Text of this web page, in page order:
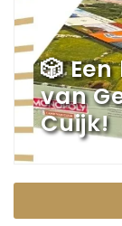
🎲
van
Cuijk!